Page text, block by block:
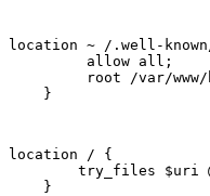
location ~ /.well-
         allow all;
root /var/www/
    }
location / {
try_files $uri
    }